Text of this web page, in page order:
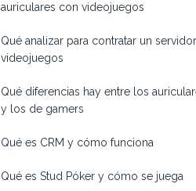
auriculares con videojuegos
Qué analizar para contratar un
videojuegos
Qué diferencias hay entre los
y los de gamers
Qué es CRM y cómo funciona
Qué es Stud Póker y cómo se juega